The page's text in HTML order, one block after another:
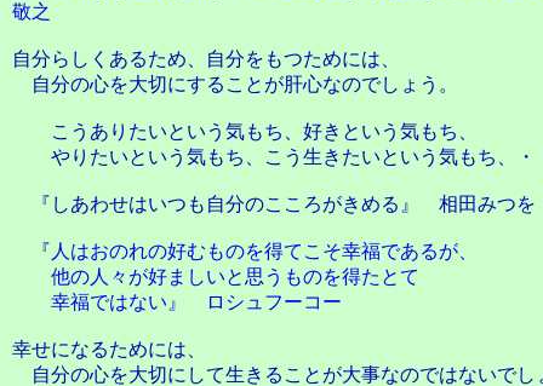
敬之
自分らしくあるため、自分をもつためには、
自分の心を大切にすることが肝心なのでしょう。
こうありたいという気もち、好きという気もち、
やりたいという気もち、こう生きたいという気もち、・
『しあわせはいつも自分のこころがきめる』 相田みつを
『 人はおのれの好むものを得てこそ幸福であるが、
他の人々が好ましいと思うものを得たとて
幸福ではない』 ロシュフーコー
幸せになるためには、
自分の心を大切にして生きることが大事なのではないでし